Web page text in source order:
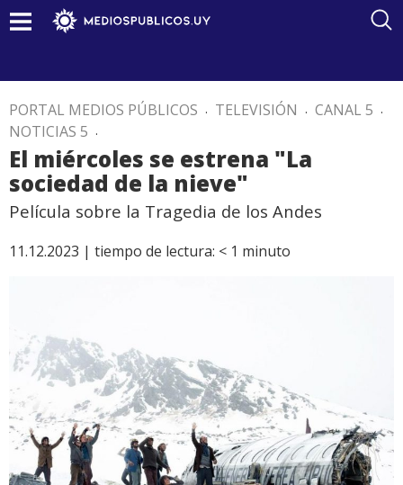
PORTAL MEDIOS PÚBLICOS . TELEVISIÓN . CANAL 5 .
NOTICIAS 5 .
El miércoles se estrena "La
sociedad de la nieve"
Película sobre la Tragedia de los Andes
11.12.2023 | tiempo de lectura: < 1 minuto